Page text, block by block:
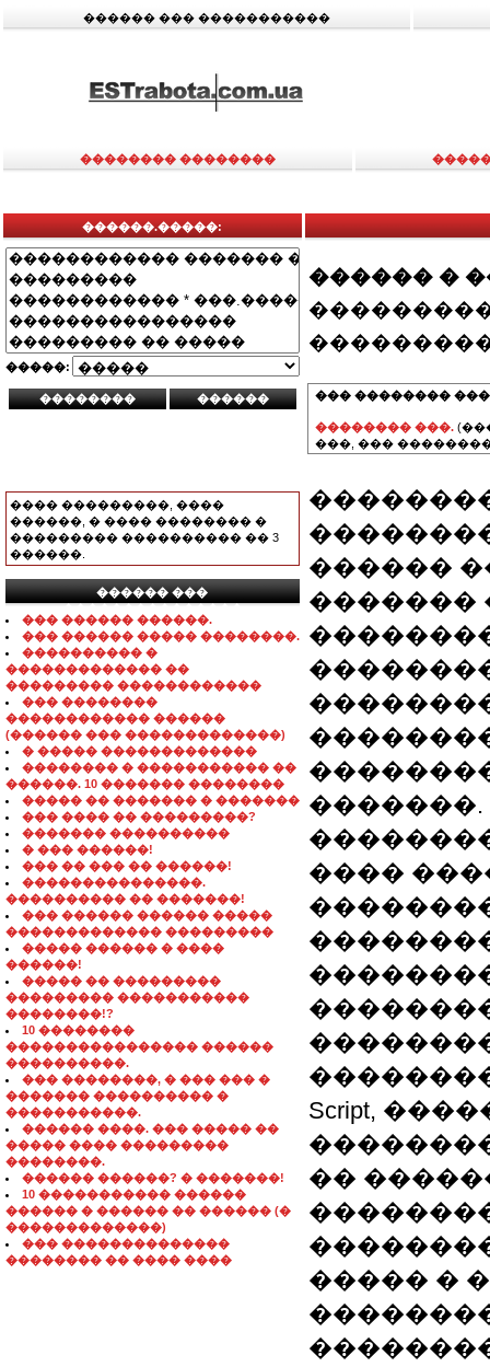
������ ��� �����������
�������� ��������
������.�����:
�����:
���� ���������, ����
������, � ���� �������� �
��������� ���������� �� 3
������.
������ ���
���������������
��� ������ ������.
��� ������ ����� ��������.
���������� �
������������� ��
��������� ������������
��� ��������
������������ ������
(������ ��� �������������)
� ����� �������������
�������� � ����������� ��
������. 10 ������� ��������
����� �� ������� � �������
��� ���� �� ���������?
������� ����������
� ��� ������!
��� �� ��� �� ������!
���������������.
���������� �� �������!
��� ������ ������ �����
������������� ���������
����� ������ � ����
������!
����� �� ���������
��������� �����������
��������!?
10 ��������
���������������� ������
����������.
��� ��������, � ��� ��� �
������� ���������� �
�����������.
������ ����. ��� ����� ��
����� ���� ���������
��������.
������ ������? � �������!
10 ����������� ������
������ � ������ �� ������ (�
�������������)
��� ��������������
�������� �� ���� ����
������ �
��� ��������
�������� ���.
���, ���
������
�������
����
Script,
��
����� �